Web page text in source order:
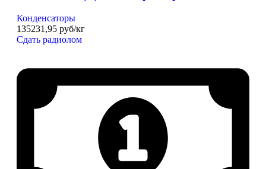
Конденсаторы
135231,95 руб/кг
Сдать радиолом